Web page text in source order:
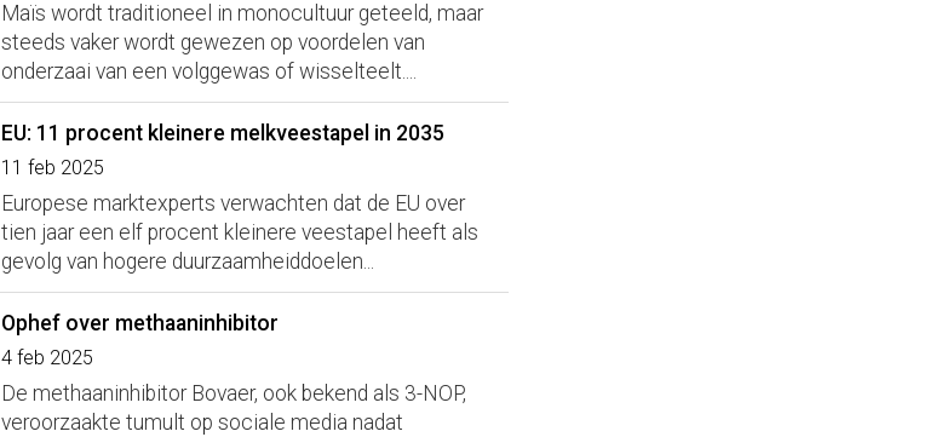
Maïs wordt traditioneel in monocultuur geteeld, maar
steeds vaker wordt gewezen op voordelen van
onderzaai van een volggewas of wisselteelt....
EU: 11 procent kleinere melkveestapel in 2035
11 feb 2025
Europese marktexperts verwachten dat de EU over
tien jaar een elf procent kleinere veestapel heeft als
gevolg van hogere duurzaamheiddoelen...
Ophef over methaaninhibitor
4 feb 2025
De methaaninhibitor Bovaer, ook bekend als 3-NOP,
veroorzaakte tumult op sociale media nadat